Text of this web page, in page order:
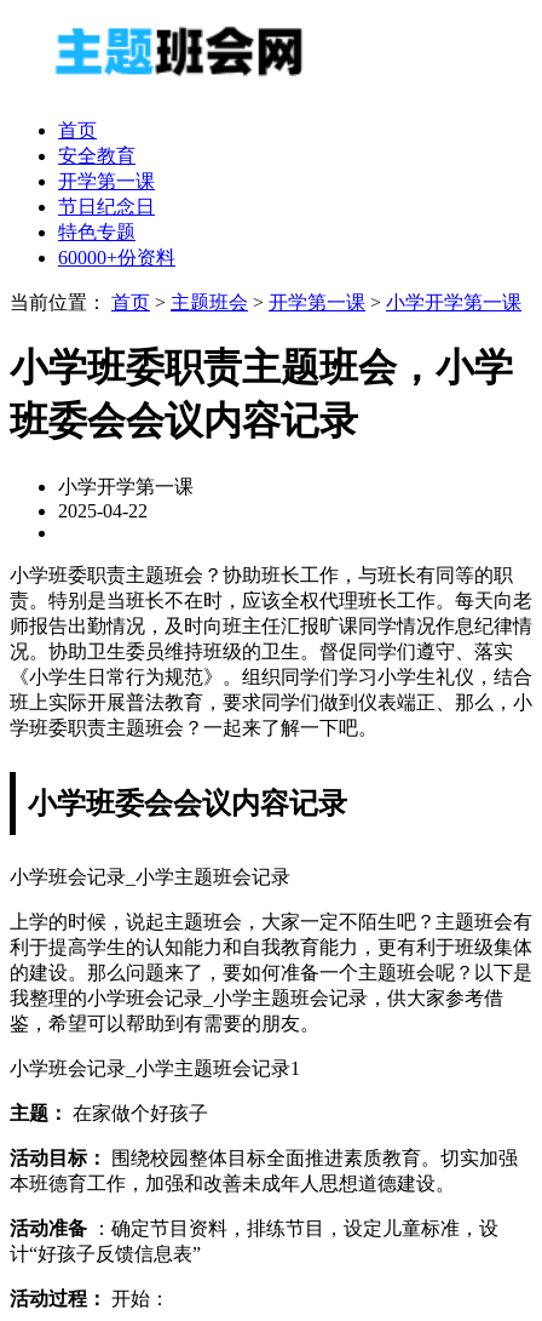
首页
安全教育
开学第一课
节日纪念日
特色专题
60000+份资料
当前位置： 首页 > 主题班会 > 开学第一课 > 小学开学第一课
小学班委职责主题班会，小学
班委会会议内容记录
小学开学第一课
2025-04-22
小学班委职责主题班会？协助班长工作，与班长有同等的职
责。特别是当班长不在时，应该全权代理班长工作。每天向老
师报告出勤情况，及时向班主任汇报旷课同学情况作息纪律情
况。协助卫生委员维持班级的卫生。督促同学们遵守、落实
《小学生日常行为规范》。组织同学们学习小学生礼仪，结合
班上实际开展普法教育，要求同学们做到仪表端正、那么，小
学班委职责主题班会？一起来了解一下吧。
小学班委会会议内容记录
小学班会记录_小学主题班会记录
上学的时候，说起主题班会，大家一定不陌生吧？主题班会有
利于提高学生的认知能力和自我教育能力，更有利于班级集体
的建设。那么问题来了，要如何准备一个主题班会呢？以下是
我整理的小学班会记录_小学主题班会记录，供大家参考借
鉴，希望可以帮助到有需要的朋友。
小学班会记录_小学主题班会记录1
主题： 在家做个好孩子
活动目标：
围绕校园整体目标全面推进素质教育。切实加强
本班德育工作，加强和改善未成年人思想道德建设。
活动准备 ：确定节目资料，排练节目，设定儿童标准，设
计“好孩子反馈信息表”
活动过程： 开始：